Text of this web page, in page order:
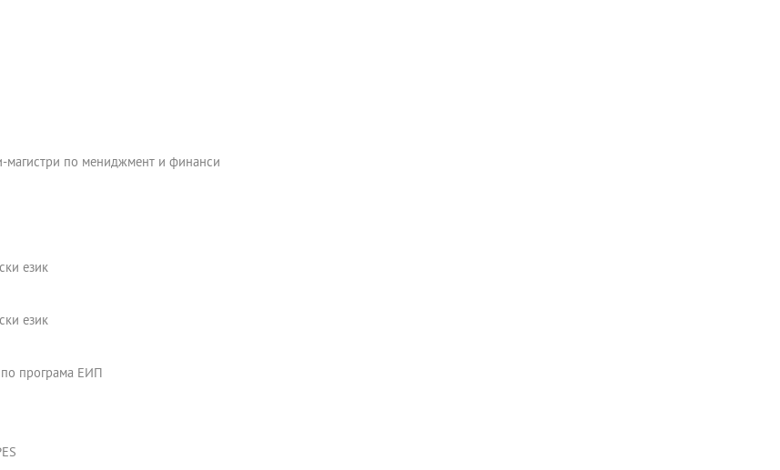
магистри по мениджмент и финанси
език
език
по програма ЕИП